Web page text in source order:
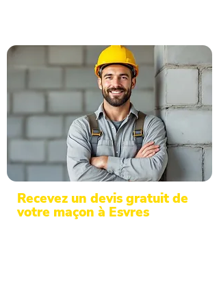
Recevez un devis gratuit de
votre maçon à Esvres